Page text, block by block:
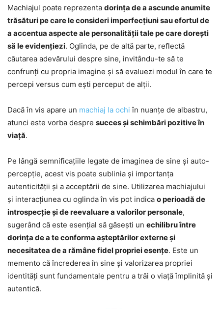
Machiajul poate reprezenta dorința de a ascunde anumite
trăsături pe care le consideri imperfecțiuni sau efortul de
a accentua aspecte ale personalității tale pe care dorești
să le evidențiezi. Oglinda, pe de altă parte, reflectă
căutarea adevărului despre sine, invitându-te să te
confrunți cu propria imagine și să evaluezi modul în care te
percepi versus cum ești perceput de alții.
Dacă în vis apare un machiaj la ochi în nuanțe de albastru,
atunci este vorba despre succes și schimbări pozitive în
viață.
Pe lângă semnificațiile legate de imaginea de sine și auto-
percepție, acest vis poate sublinia și importanța
autenticității și a acceptării de sine. Utilizarea machiajului
și interacțiunea cu oglinda în vis pot indica o perioadă de
introspecție și de reevaluare a valorilor personale,
sugerând că este esențial să găsești un echilibru între
dorința de a te conforma așteptărilor externe și
necesitatea de a rămâne fidel propriei esențe. Este un
memento că încrederea în sine și valorizarea propriei
identități sunt fundamentale pentru a trăi o viață împlinită și
autentică.